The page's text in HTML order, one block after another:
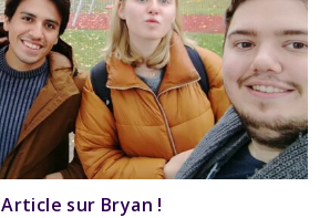
Article sur Bryan !